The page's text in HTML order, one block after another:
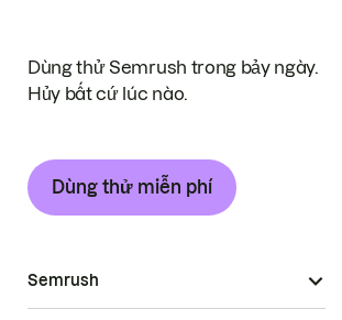
Dùng thử Semrush trong bảy ngày.
Hủy bất cứ lúc nào.
Dùng thử miễn phí
Semrush